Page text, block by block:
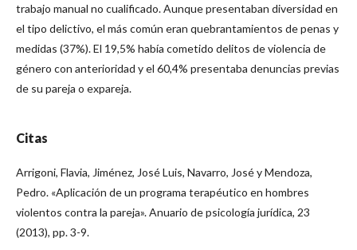
trabajo manual no cualificado. Aunque presentaban diversidad en
el tipo delictivo, el más común eran quebrantamientos de penas y
medidas (37%). El 19,5% había cometido delitos de violencia de
género con anterioridad y el 60,4% presentaba denuncias previas
de su pareja o expareja.
Citas
Arrigoni, Flavia, Jiménez, José Luis, Navarro, José y Mendoza,
Pedro. «Aplicación de un programa terapéutico en hombres
violentos contra la pareja». Anuario de psicología jurídica, 23
(2013), pp. 3-9.